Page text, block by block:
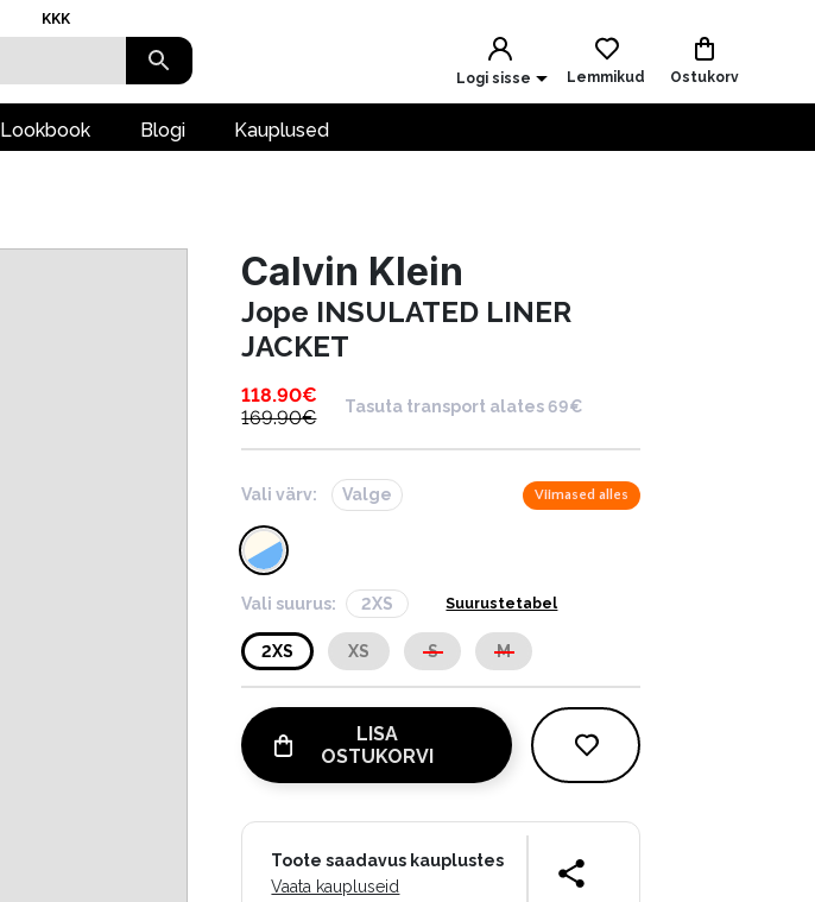
KKK
Logi sisse Lemmikud Ostukorv
Lookbook Blogi Kauplused
Calvin Klein
Jope INSULATED LINER
JACKET
118.90€
169.90€
Tasuta transport alates 69€
Vali värv: Valge Viimased alles
Vali suurus: 2XS Suurustetabel
2XS XS S M
LISA
OSTUKORVI
Toote saadavus kauplustes
Vaata kaupluseid